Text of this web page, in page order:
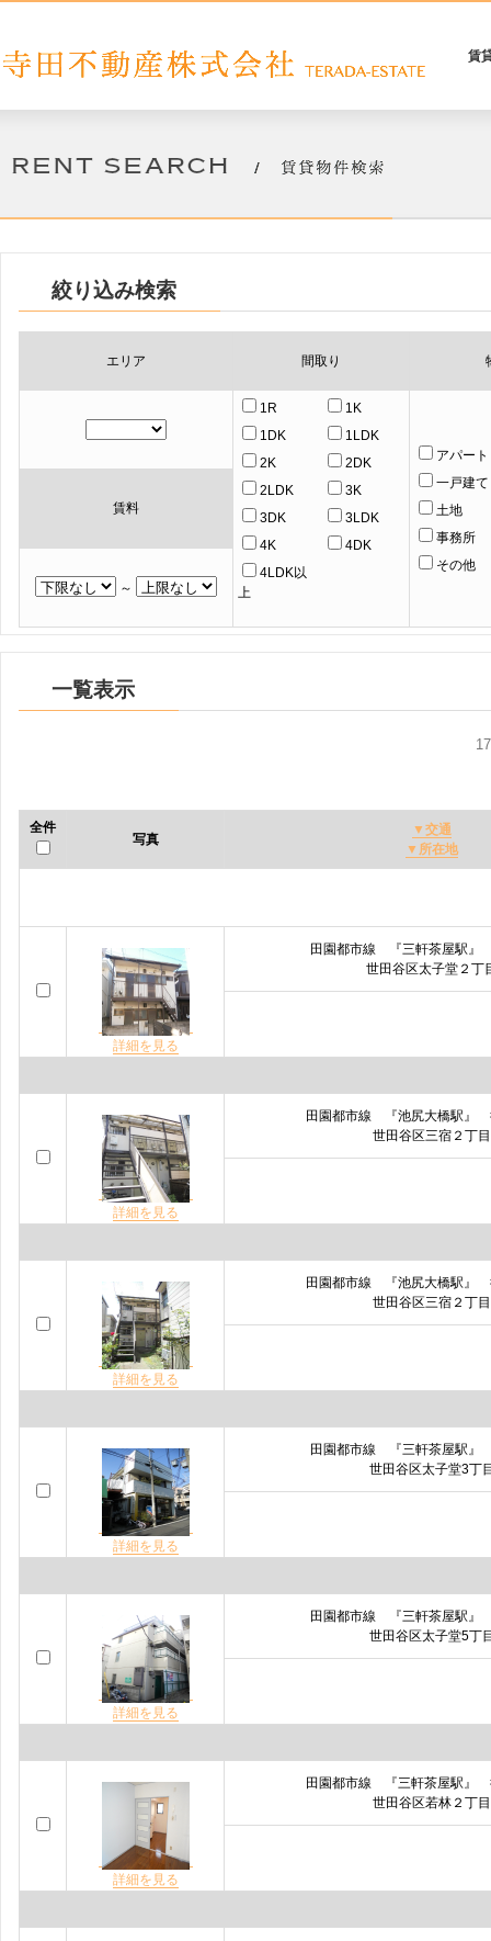
賃
絞り込み検索
エリア 間取り
1R
1K
1DK
1LDK
2K
2DK
2LDK
3K
3DK
3LDK
4K
4DK
4LDK以
上
アパート
一戸建て
土地
事務所
その他
賃料
～
一覧表示
全件
写真
▼交通
▼所在地
詳細を見る
田園都市線 『三軒茶屋駅
世田谷区太子堂２丁
詳細を見る
田園都市線 『池尻大橋駅
世田谷区三宿２丁目
詳細を見る
田園都市線 『池尻大橋駅
世田谷区三宿２丁目
詳細を見る
田園都市線 『三軒茶屋駅
世田谷区太子堂3丁
詳細を見る
田園都市線 『三軒茶屋駅
世田谷区太子堂5丁
詳細を見る
田園都市線 『三軒茶屋駅
世田谷区若林２丁目